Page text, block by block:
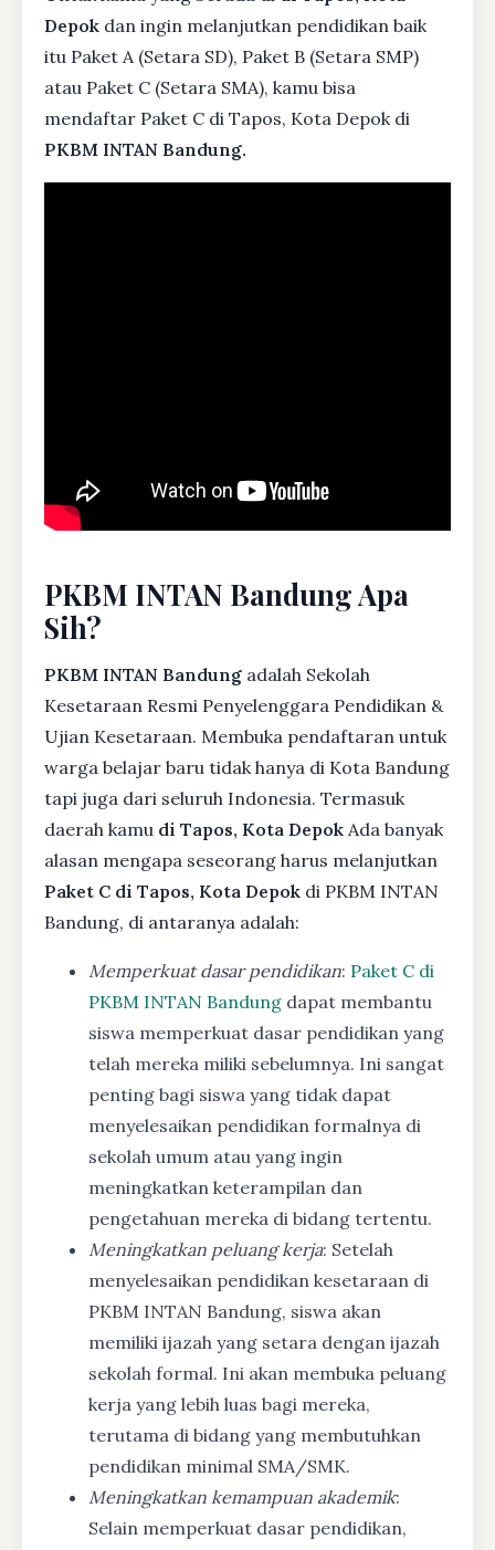
Depok dan ingin melanjutkan pendidikan baik
itu Paket A (Setara SD), Paket B (Setara SMP)
atau Paket C (Setara SMA), kamu bisa
mendaftar Paket C di Tapos, Kota Depok di
PKBM INTAN Bandung.
PKBM INTAN Bandung Apa
Sih?
PKBM INTAN Bandung adalah Sekolah
Kesetaraan Resmi Penyelenggara Pendidikan &
Ujian Kesetaraan. Membuka pendaftaran untuk
warga belajar baru tidak hanya di Kota Bandung
tapi juga dari seluruh Indonesia. Termasuk
daerah kamu di Tapos, Kota Depok Ada banyak
alasan mengapa seseorang harus melanjutkan
Paket C di Tapos, Kota Depok di PKBM INTAN
Bandung, di antaranya adalah:
Memperkuat dasar pendidikan: Paket C di
PKBM INTAN Bandung dapat membantu
siswa memperkuat dasar pendidikan yang
telah mereka miliki sebelumnya. Ini sangat
penting bagi siswa yang tidak dapat
menyelesaikan pendidikan formalnya di
sekolah umum atau yang ingin
meningkatkan keterampilan dan
pengetahuan mereka di bidang tertentu.
Meningkatkan peluang kerja: Setelah
menyelesaikan pendidikan kesetaraan di
PKBM INTAN Bandung, siswa akan
memiliki ijazah yang setara dengan ijazah
sekolah formal. Ini akan membuka peluang
kerja yang lebih luas bagi mereka,
terutama di bidang yang membutuhkan
pendidikan minimal SMA/SMK.
Meningkatkan kemampuan akademik:
Selain memperkuat dasar pendidikan,